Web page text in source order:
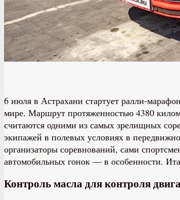
6 июля в Астрахани стартует ралли-
мире. Маршрут протяженностью 4380
считаются одними из самых зрелищных
экипажей в полевых условиях в
организаторы соревнований, сами
автомобильных гонок — в особенности.
Контроль масла для контроля